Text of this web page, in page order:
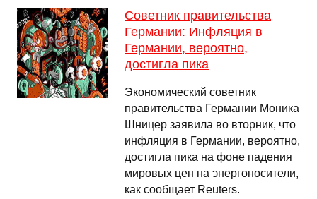
Советник правительства
Германии: Инфляция в
Германии, вероятно,
достигла пика
Экономический советник
правительства Германии Моника
Шницер заявила во вторник, что
инфляция в Германии, вероятно,
достигла пика на фоне падения
мировых цен на энергоносители,
как сообщает Reuters.